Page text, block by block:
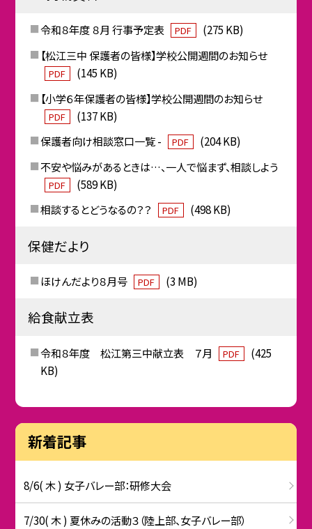
令和８年度 ８月 行事予定表 PDF
(275 KB)
【松江三中 保護者の皆様】学校公開週間のお知らせ
PDF
(145 KB)
【小学６年保護者の皆様】学校公開週間のお知らせ
PDF
(137 KB)
保護者向け相談窓口一覧 -
PDF
(204 KB)
不安や悩みがあるときは…、一人で悩まず、相談しよう
PDF
(589 KB)
相談するとどうなるの？？
PDF (498 KB)
保健だより
ほけんだより８月号 PDF (3 MB)
給食献立表
令和８年度 松江第三中献立表 ７月 PDF
(425
KB)
新着記事
8/6( 木 ) 女子バレー部：研修大会
7/30( 木 ) 夏休みの活動３（陸上部、女子バレー部）